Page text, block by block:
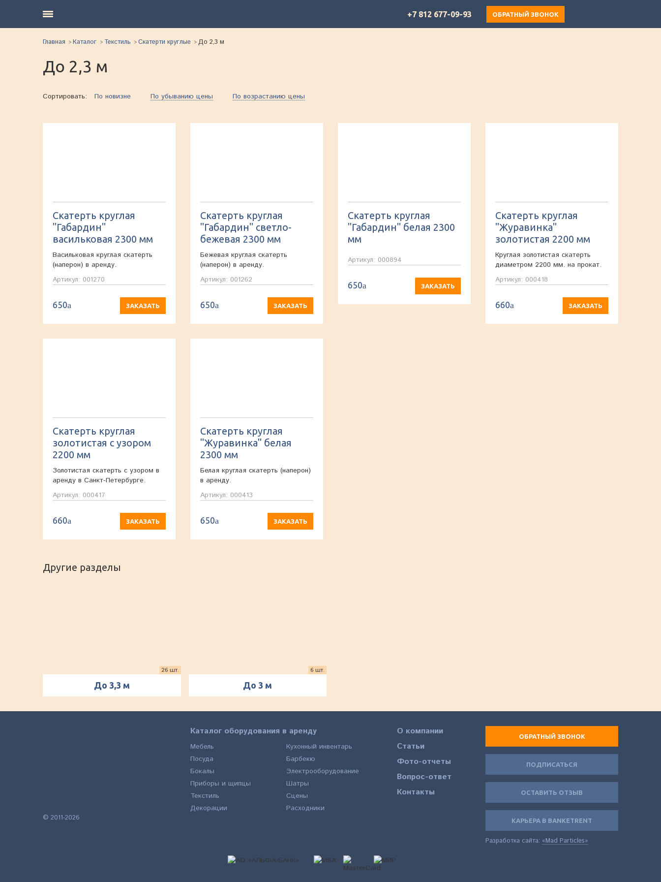
+7 812 677-09-93 ОБРАТНЫЙ ЗВОНОК
Главная Каталог Текстиль Скатерти круглые До 2,3 м
До 2,3 м
Сортировать: По новизне По убыванию цены По возрастанию цены
Скатерть круглая
"Габардин"
васильковая 2300 мм
Васильковая круглая скатерть
(наперон) в аренду.
Артикул: 001270
650a ЗАКАЗАТЬ
Скатерть круглая
"Габардин" светло-
бежевая 2300 мм
Бежевая круглая скатерть
(наперон) в аренду.
Артикул: 001262
650a ЗАКАЗАТЬ
Скатерть круглая
"Габардин" белая 2300
мм
Артикул: 000894
650a ЗАКАЗАТЬ
Скатерть круглая
"Журавинка"
золотистая 2200 мм
Круглая золотистая скатерть
диаметром 2200 мм. на прокат.
Артикул: 000418
660a ЗАКАЗАТЬ
Скатерть круглая
золотистая с узором
2200 мм
Золотистая скатерть с узором в
аренду в Санкт-Петербурге.
Артикул: 000417
660a ЗАКАЗАТЬ
Скатерть круглая
"Журавинка" белая
2300 мм
Белая круглая скатерть (наперон)
в аренду.
Артикул: 000413
650a ЗАКАЗАТЬ
Другие разделы
До 3,3 м
26 шт.
До 3 м
6 шт.
Каталог оборудования в аренду
Мебель
Посуда
Бокалы
Приборы и щипцы
Текстиль
Декорации
Кухонный инвентарь
Барбекю
Электрооборудование
Шатры
Сцены
Расходники
О компании
Статьи
Фото-отчеты
Вопрос-ответ
Контакты
ОБРАТНЫЙ ЗВОНОК
ПОДПИСАТЬСЯ
ОСТАВИТЬ ОТЗЫВ
КАРЬЕРА В BANKETRENT
Разработка сайта: «Mad Particles»
© 2011-2026